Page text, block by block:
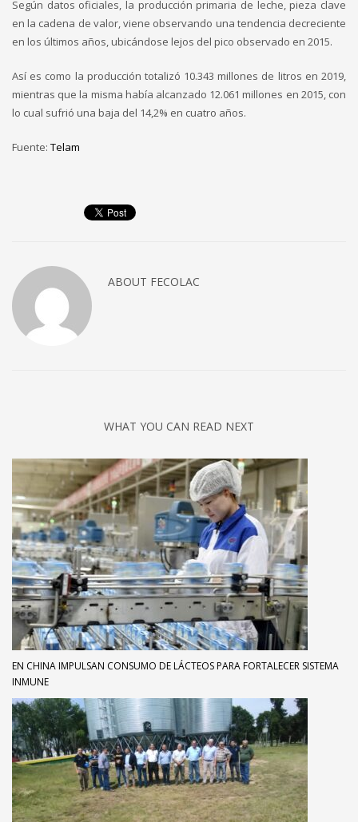
Según datos oficiales, la producción primaria de leche, pieza clave
en la cadena de valor, viene observando una tendencia decreciente
en los últimos años, ubicándose lejos del pico observado en 2015.
Así es como la producción totalizó 10.343 millones de litros en 2019,
mientras que la misma había alcanzado 12.061 millones en 2015, con
lo cual sufrió una baja del 14,2% en cuatro años.
Fuente: Telam
ABOUT FECOLAC
WHAT YOU CAN READ NEXT
EN CHINA IMPULSAN CONSUMO DE LÁCTEOS PARA FORTALECER SISTEMA
INMUNE